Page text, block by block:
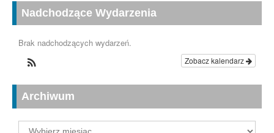
Nadchodzące Wydarzenia
Brak nadchodzących wydarzeń.
Zobacz kalendarz
Archiwum
Archiwum